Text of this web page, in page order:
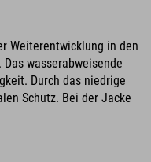
Weiterentwicklung in den
wasserabweisende
Durch das niedrige
Schutz. Bei der Jacke